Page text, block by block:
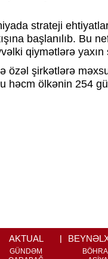
strateji
başlanılıb. Bu
qiymətlərə
özəl şirkətlərə
həcm ölkənin 254
AKTUAL
GÜNDƏM